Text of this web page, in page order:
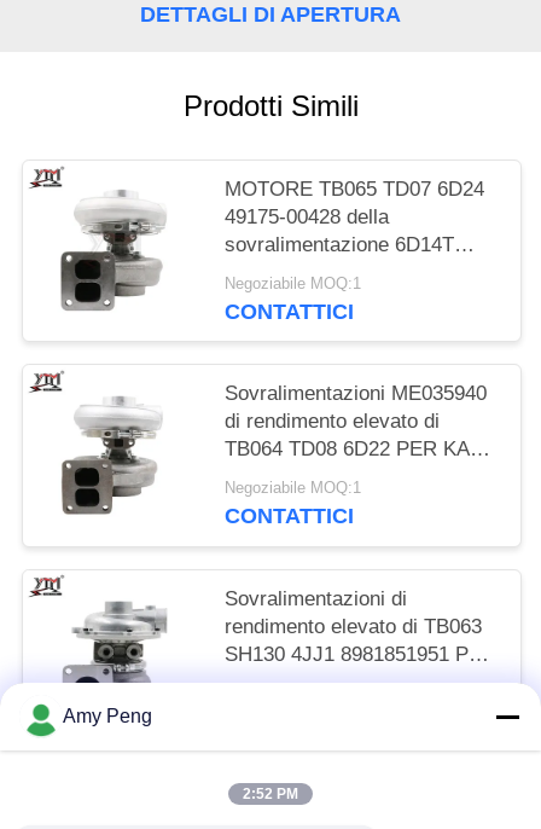
PRIVACYDETTAGLI DI APERTURA
Prodotti Simili
MOTORE TB065 TD07 6D24
49175-00428 della
sovralimentazione 6D14T
6D15T dell'escavatore di
KATO ME032938
Negoziabile MOQ:1
CONTATTICI
Sovralimentazioni ME035940
di rendimento elevato di
TB064 TD08 6D22 PER KATO
di Mitsubishi vario
Negoziabile MOQ:1
CONTATTICI
Sovralimentazioni di
rendimento elevato di TB063
SH130 4JJ1 8981851951 PER
l'industriale RHF5 di KATO
Amy Peng
2:52 PM